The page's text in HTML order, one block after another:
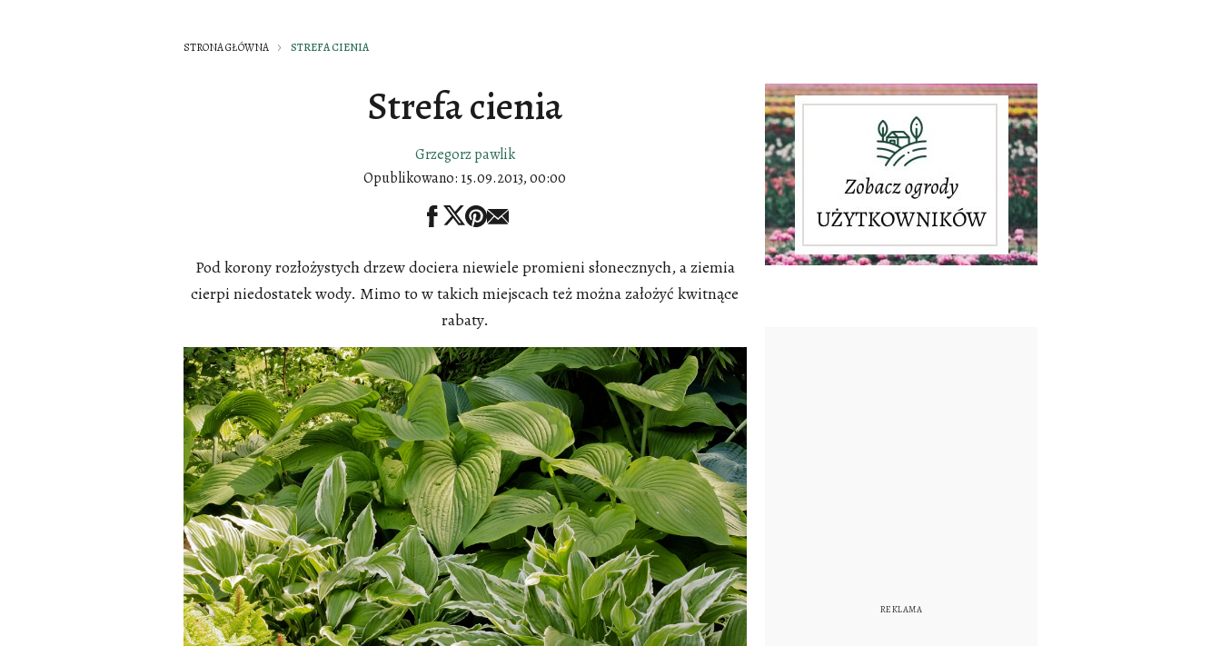
STRONA GŁÓWNA STREFA CIENIA
Strefa cienia
Grzegorz pawlik
Opublikowano: 15.09.2013, 00:00
Pod korony rozłożystych drzew dociera niewiele promieni słonecznych, a ziemia
cierpi niedostatek wody. Mimo to w takich miejscach też można założyć kwitnące
rabaty.